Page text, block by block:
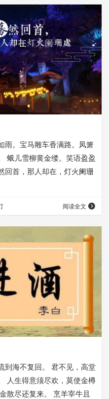
是满眼空花，一片虚幻。 摩
，行亦禅，一花一世界，一
飘零，无穷般若心自在，语
雨。宝马雕车香满路。凤箫
蛾儿雪柳黄金缕。笑语盈盈
回首，那人却在，灯火阑珊
阅读全文
到海不复回。 君不见，高堂
人生得意须尽欢，莫使金樽
散尽还复来。 烹羊宰牛且